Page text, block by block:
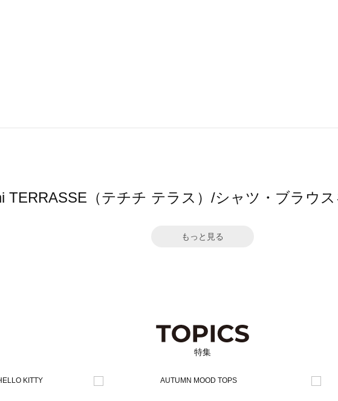
TERRASSE（テチチ テラス）/シャツ・ブラウ
もっと見る
特集